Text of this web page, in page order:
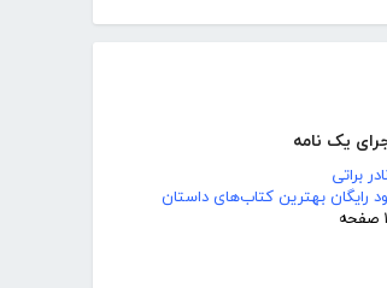
یک نامه
براتی
رایگان بهترین کتاب‌های داستان